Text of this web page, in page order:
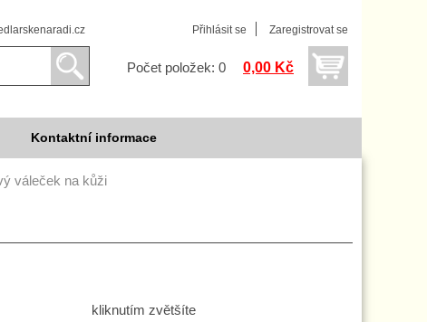
Přihlásit se Zaregistrovat se
Počet položek: 0 0,00 Kč
Kontaktní informace
váleček na kůži
kliknutím zvětšíte